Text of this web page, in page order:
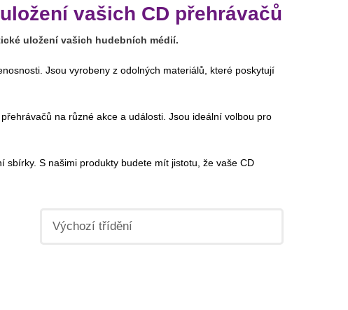
vašich CD přehrávačů
uložení vašich hudebních médií.
Jsou vyrobeny z odolných materiálů, které poskytují
na různé akce a události. Jsou ideální volbou pro
S našimi produkty budete mít jistotu, že vaše CD